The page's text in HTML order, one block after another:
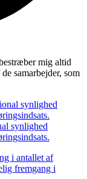
mig altid
samarbejder, som
synlighed